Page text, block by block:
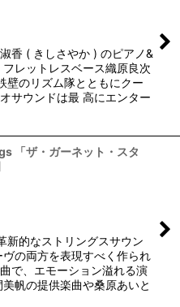
香 ( きしさやか ) のピアノ&
レットレスベース織原良次
壁のリズム隊とともにクー
サウンドは最 高にエンター
「ザ・ガーネット・スタ
新的なストリングスサウン
ヴの両方を表現すべく作られ
で、エモーション溢れる演
帆の提供楽曲や桑原あいと